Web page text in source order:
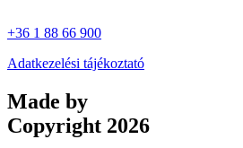
+36 1 88 66 900
Adatkezelési tájékoztató
Made by
Copyright 2026